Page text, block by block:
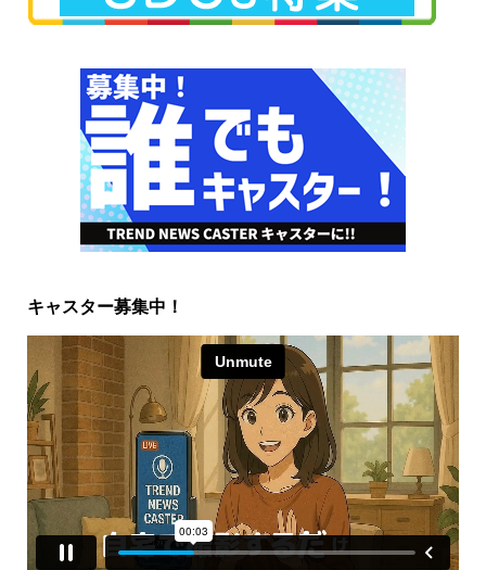
キャスター募集中！